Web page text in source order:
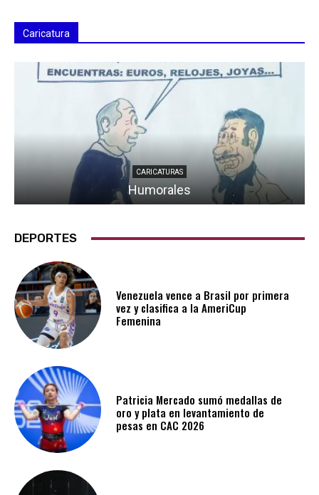
Caricatura
CARICATURAS
Humorales
DEPORTES
Venezuela vence a Brasil por primera
vez y clasifica a la AmeriCup
Femenina​
Patricia Mercado sumó medallas de
oro y plata en levantamiento de
pesas en CAC 2026